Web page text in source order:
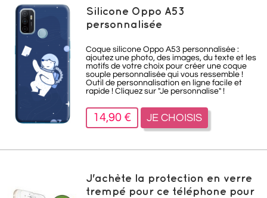
Silicone Oppo A53
personnalisée
Coque silicone Oppo A53 personnalisée :
ajoutez une photo, des images, du texte et les
motifs de votre choix pour créer une coque
souple personnalisée qui vous ressemble !
Outil de personnalisation en ligne facile et
rapide ! Cliquez sur "Je personnalise" !
14,90 € JE CHOISIS
J'achète la protection en verre
trempé pour ce téléphone pour